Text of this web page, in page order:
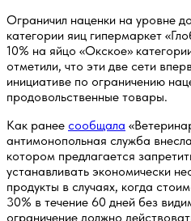
Ограничил наценки на уровне
категории яиц гипермаркет
10% на яйцо «Окское»
отметили, что эти две сети
инициативе по ограничению
продовольственные товары.
Как ранее сообщала
антимонопольная служба
котором предлагается
устанавливать экономически
продукты в случаях, когда
30% в течение 60 дней без
ограничение должно